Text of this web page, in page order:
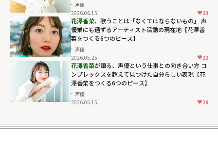
声優
2026.06.15
23
花澤香菜、歌うことは「なくてはならないもの」 声
優業にも通ずるアーティスト活動の現在地【花澤香
菜をつくる6つのピース】
声優
2026.05.25
22
花澤香菜が語る、声優という仕事との向き合い方 コ
ンプレックスを超えて見つけた自分らしい表現【花
澤香菜をつくる6つのピース】
声優
2026.05.15
28